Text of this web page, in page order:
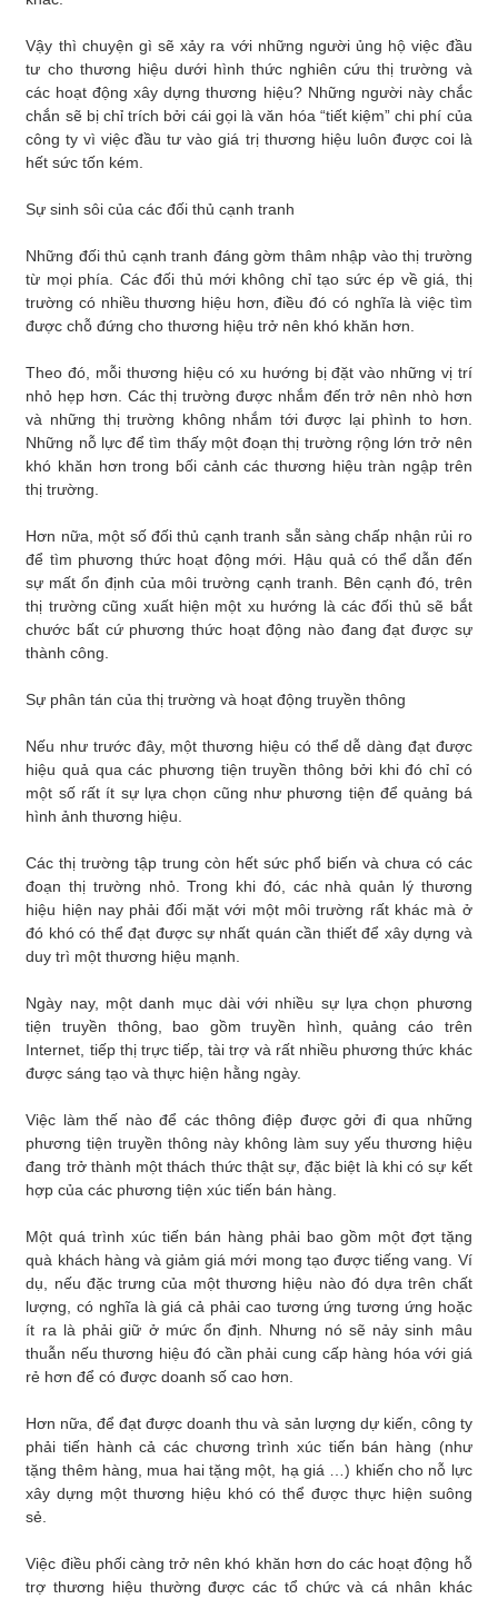
Vậy thì chuyện gì sẽ xảy ra với những người ủng hộ việc đầu
tư cho thương hiệu dưới hình thức nghiên cứu thị trường và
các hoạt động xây dựng thương hiệu? Những người này chắc
chắn sẽ bị chỉ trích bởi cái gọi là văn hóa “tiết kiệm” chi phí của
công ty vì việc đầu tư vào giá trị thương hiệu luôn được coi là
hết sức tốn kém.
Sự sinh sôi của các đối thủ cạnh tranh
Những đối thủ cạnh tranh đáng gờm thâm nhập vào thị trường
từ mọi phía. Các đối thủ mới không chỉ tạo sức ép về giá, thị
trường có nhiều thương hiệu hơn, điều đó có nghĩa là việc tìm
được chỗ đứng cho thương hiệu trở nên khó khăn hơn.
Theo đó, mỗi thương hiệu có xu hướng bị đặt vào những vị trí
nhỏ hẹp hơn. Các thị trường được nhắm đến trở nên nhò hơn
và những thị trường không nhắm tới được lại phình to hơn.
Những nỗ lực để tìm thấy một đoạn thị trường rộng lớn trở nên
khó khăn hơn trong bối cảnh các thương hiệu tràn ngập trên
thị trường.
Hơn nữa, một số đối thủ cạnh tranh sẵn sàng chấp nhận rủi ro
để tìm phương thức hoạt động mới. Hậu quả có thể dẫn đến
sự mất ổn định của môi trường cạnh tranh. Bên cạnh đó, trên
thị trường cũng xuất hiện một xu hướng là các đối thủ sẽ bắt
chước bất cứ phương thức hoạt động nào đang đạt được sự
thành công.
Sự phân tán của thị trường và hoạt động truyền thông
Nếu như trước đây, một thương hiệu có thể dễ dàng đạt được
hiệu quả qua các phương tiện truyền thông bởi khi đó chỉ có
một số rất ít sự lựa chọn cũng như phương tiện để quảng bá
hình ảnh thương hiệu.
Các thị trường tập trung còn hết sức phổ biến và chưa có các
đoạn thị trường nhỏ. Trong khi đó, các nhà quản lý thương
hiệu hiện nay phải đối mặt với một môi trường rất khác mà ở
đó khó có thể đạt được sự nhất quán cần thiết để xây dựng và
duy trì một thương hiệu mạnh.
Ngày nay, một danh mục dài với nhiều sự lựa chọn phương
tiện truyền thông, bao gồm truyền hình, quảng cáo trên
Internet, tiếp thị trực tiếp, tài trợ và rất nhiều phương thức khác
được sáng tạo và thực hiện hằng ngày.
Việc làm thế nào để các thông điệp được gởi đi qua những
phương tiện truyền thông này không làm suy yếu thương hiệu
đang trở thành một thách thức thật sự, đặc biệt là khi có sự kết
hợp của các phương tiện xúc tiến bán hàng.
Một quá trình xúc tiến bán hàng phải bao gồm một đợt tặng
quà khách hàng và giảm giá mới mong tạo được tiếng vang. Ví
dụ, nếu đặc trưng của một thương hiệu nào đó dựa trên chất
lượng, có nghĩa là giá cả phải cao tương ứng tương ứng hoặc
ít ra là phải giữ ở mức ổn định. Nhưng nó sẽ nảy sinh mâu
thuẫn nếu thương hiệu đó cần phải cung cấp hàng hóa với giá
rẻ hơn để có được doanh số cao hơn.
Hơn nữa, để đạt được doanh thu và sản lượng dự kiến, công ty
phải tiến hành cả các chương trình xúc tiến bán hàng (như
tặng thêm hàng, mua hai tặng một, hạ giá …) khiến cho nỗ lực
xây dựng một thương hiệu khó có thể được thực hiện suông
sẻ.
Việc điều phối càng trở nên khó khăn hơn do các hoạt động hỗ
trợ thương hiệu thường được các tổ chức và cá nhân khác